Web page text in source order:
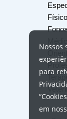
Físico
Nossos
para
em